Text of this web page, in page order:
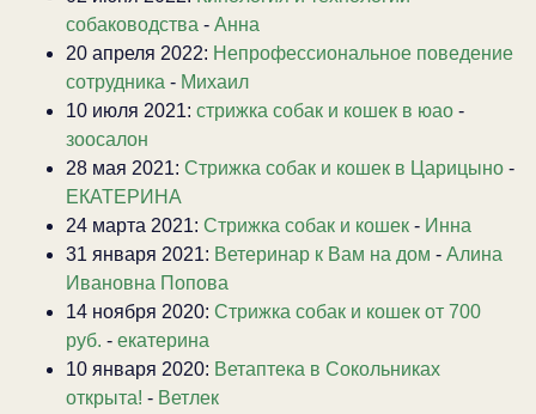
собаководства - Анна
20 апреля 2022: Непрофессиональное поведение
сотрудника - Михаил
10 июля 2021: стрижка собак и кошек в юао -
зоосалон
28 мая 2021: Стрижка собак и кошек в Царицыно -
ЕКАТЕРИНА
24 марта 2021: Стрижка собак и кошек - Инна
31 января 2021: Ветеринар к Вам на дом - Алина
Ивановна Попова
14 ноября 2020: Стрижка собак и кошек от 700
руб. - екатерина
10 января 2020: Ветаптека в Сокольниках
открыта! - Ветлек